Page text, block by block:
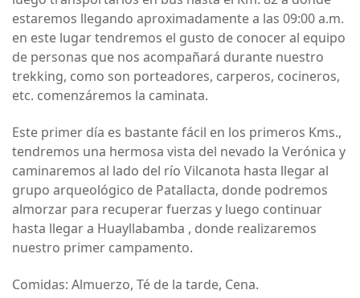
estaremos llegando aproximadamente a las 09:00 a.m.
en este lugar tendremos el gusto de conocer al equipo
de personas que nos acompañará durante nuestro
trekking, como son porteadores, carperos, cocineros,
etc. comenzáremos la caminata.
Este primer día es bastante fácil en los primeros Kms.,
tendremos una hermosa vista del nevado la Verónica y
caminaremos al lado del río Vilcanota hasta llegar al
grupo arqueológico de Patallacta, donde podremos
almorzar para recuperar fuerzas y luego continuar
hasta llegar a Huayllabamba , donde realizaremos
nuestro primer campamento.
Comidas: Almuerzo, Té de la tarde, Cena.